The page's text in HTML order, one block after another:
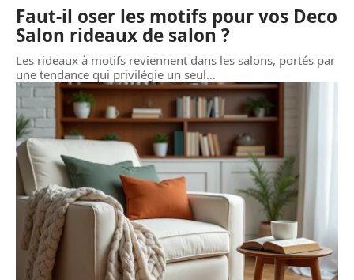
Faut-il oser les motifs pour vos Deco
Salon rideaux de salon ?
Les rideaux à motifs reviennent dans les salons, portés par
une tendance qui privilégie un seul…